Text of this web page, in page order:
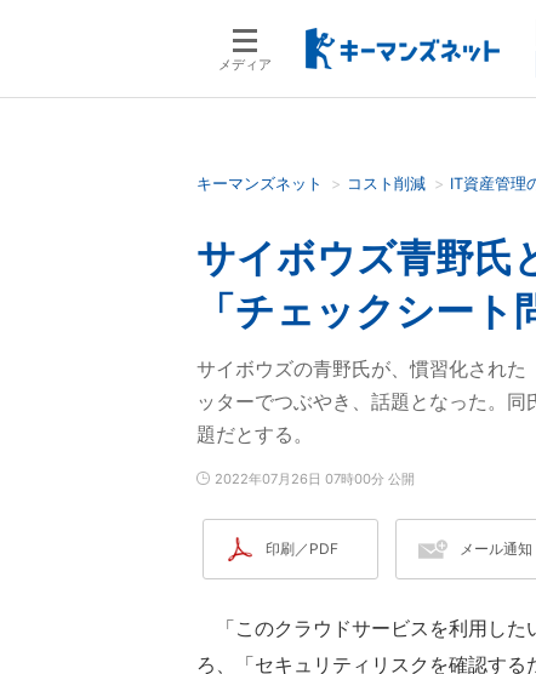
メディア
検索語を入力してください
キーマンズネット コスト削減 IT資産管理
サイボウズ青野
「チェックシー
サイボウズの青野氏が、慣習化され
ッターでつぶやき、話題となった。
題だとする。
2022年07月26日 07時00分 公開
印刷／PDF メール通知
「このクラウドサービスを利用した
ろ、「セキュリティリスクを確認す